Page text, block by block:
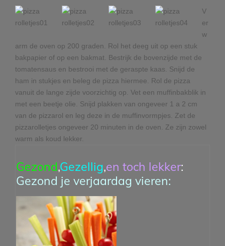
V
er
w
arm de oven op 200 graden. Rol het deeg uit op een stuk
bakpapier of op een bakmat. Bestrijk de bovenzijde met de
tomatensaus en bestrooi met de geraspte kaas. Snijd de
ham in stukjes en beleg de pizza hiermee. Rol de pizza
vanuit de lange zijde voorzichtig op. Vet een muffinbakblik in
met een beetje olie. Snijd plakken van ongeveer 1 a 2 cm
van de pizzarol en leg deze in de muffinvormpjes. Zet de
pizzarolletjes ongeveer 20 minuten in de oven. Ze zijn zowel
warm als koud lekker.
Gezond,Gezellig,en toch lekker:
Gezond je verjaardag vieren: